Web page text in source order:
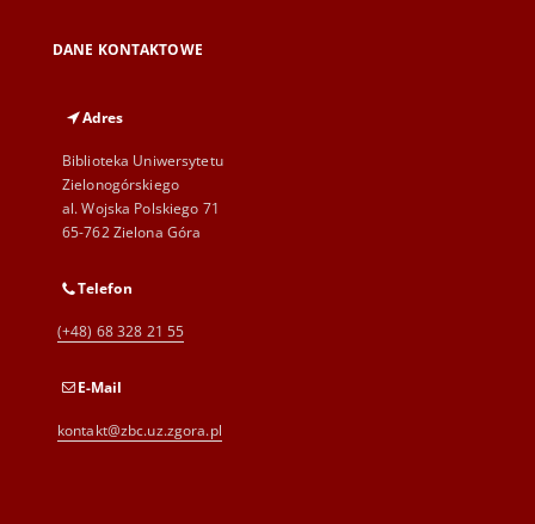
DANE KONTAKTOWE
Adres
Biblioteka Uniwersytetu
Zielonogórskiego
al. Wojska Polskiego 71
65-762 Zielona Góra
Telefon
(+48) 68 328 21 55
E-Mail
kontakt@zbc.uz.zgora.pl